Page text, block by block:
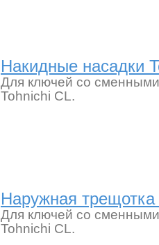
Накидные насадки
Для ключей со
Tohnichi CL.
Наружная трещотка
Для ключей со
Tohnichi CL.